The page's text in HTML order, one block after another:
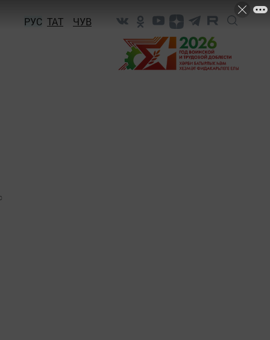
РУС ТАТ ЧУВ